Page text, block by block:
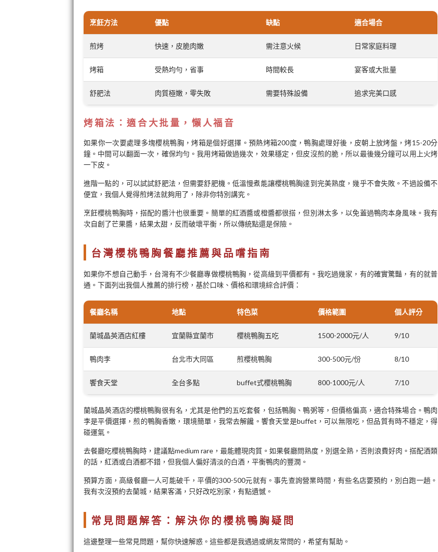
烹飪方法 優點 缺點 適合場合
煎烤 快速，皮脆肉嫩 需注意火候 日常家庭料理
烤箱 受熱均勻，省事 時間較長 宴客或大批量
舒肥法 肉質極嫩，零失敗 需要特殊設備 追求完美口感
烤箱法：適合大批量，懶人福音
如果你一次要處理多塊櫻桃鴨胸，烤箱是個好選擇。預熱烤箱200度，鴨胸處理好後，皮朝上放烤盤，烤15-20分
鐘。中間可以翻面一次，確保均勻。我用烤箱做過幾次，效果穩定，但皮沒煎的脆，所以最後幾分鐘可以用上火烤
一下皮。
進階一點的，可以試試舒肥法，但需要舒肥機。低溫慢煮能讓櫻桃鴨胸達到完美熟度，幾乎不會失敗。不過設備不
便宜，我個人覺得煎烤法就夠用了，除非你特別講究。
烹飪櫻桃鴨胸時，搭配的醬汁也很重要。簡單的紅酒醬或橙醬都很搭，但別淋太多，以免蓋過鴨肉本身風味。我有
次自創了芒果醬，結果太甜，反而破壞平衡，所以傳統點還是保險。
台灣櫻桃鴨胸餐廳推薦與品嚐指南
如果你不想自己動手，台灣有不少餐廳專做櫻桃鴨胸，從高級到平價都有。我吃過幾家，有的確實驚豔，有的就普
通。下面列出我個人推薦的排行榜，基於口味、價格和環境綜合評價：
餐廳名稱 地點 特色菜 價格範圍 個人評分
蘭城晶英酒店紅樓 宜蘭縣宜蘭市 櫻桃鴨胸五吃 1500-2000元/人 9/10
鴨肉李 台北市大同區 煎櫻桃鴨胸 300-500元/份 8/10
饗食天堂 全台多點 buffet式櫻桃鴨胸 800-1000元/人 7/10
蘭城晶英酒店的櫻桃鴨胸很有名，尤其是他們的五吃套餐，包括鴨胸、鴨粥等，但價格偏高，適合特殊場合。鴨肉
李是平價選擇，煎的鴨胸香嫩，環境簡單，我常去解饞。饗食天堂是buffet，可以無限吃，但品質有時不穩定，得
碰運氣。
去餐廳吃櫻桃鴨胸時，建議點medium rare，最能體現肉質。如果餐廳問熟度，別選全熟，否則浪費好肉。搭配酒類
的話，紅酒或白酒都不錯，但我個人偏好清淡的白酒，平衡鴨肉的豐潤。
預算方面，高級餐廳一人可能破千，平價的300-500元就有。事先查詢營業時間，有些名店要預約，別白跑一趟。
我有次沒預約去蘭城，結果客滿，只好改吃別家，有點遺憾。
常見問題解答：解決你的櫻桃鴨胸疑問
這邊整理一些常見問題，幫你快速解惑。這些都是我遇過或網友常問的，希望有幫助。